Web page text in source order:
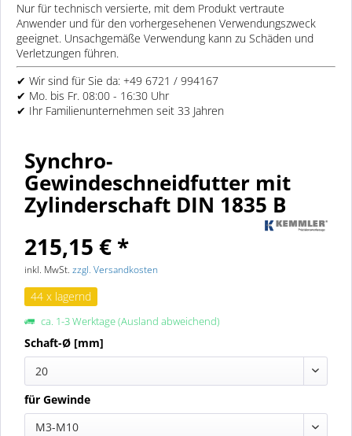
Nur für technisch versierte, mit dem Produkt vertraute
Anwender und für den vorhergesehenen Verwendungszweck
geeignet. Unsachgemäße Verwendung kann zu Schäden und
Verletzungen führen.
✔ Wir sind für Sie da: +49 6721 / 994167
✔ Mo. bis Fr. 08:00 - 16:30 Uhr
✔ Ihr Familienunternehmen seit 33 Jahren
Synchro-
Gewindeschneidfutter mit
Zylinderschaft DIN 1835 B
215,15 € *
inkl. MwSt. zzgl. Versandkosten
44 x lagernd
ca. 1-3 Werktage (Ausland abweichend)
Schaft-Ø [mm]
20
für Gewinde
M3-M10